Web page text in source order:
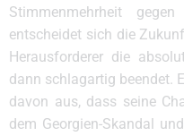
Stimmenmehrheit
entscheidet sich die
Herausforderer die
dann schlagartig beendet.
davon aus, dass seine
dem Georgien-Skandal